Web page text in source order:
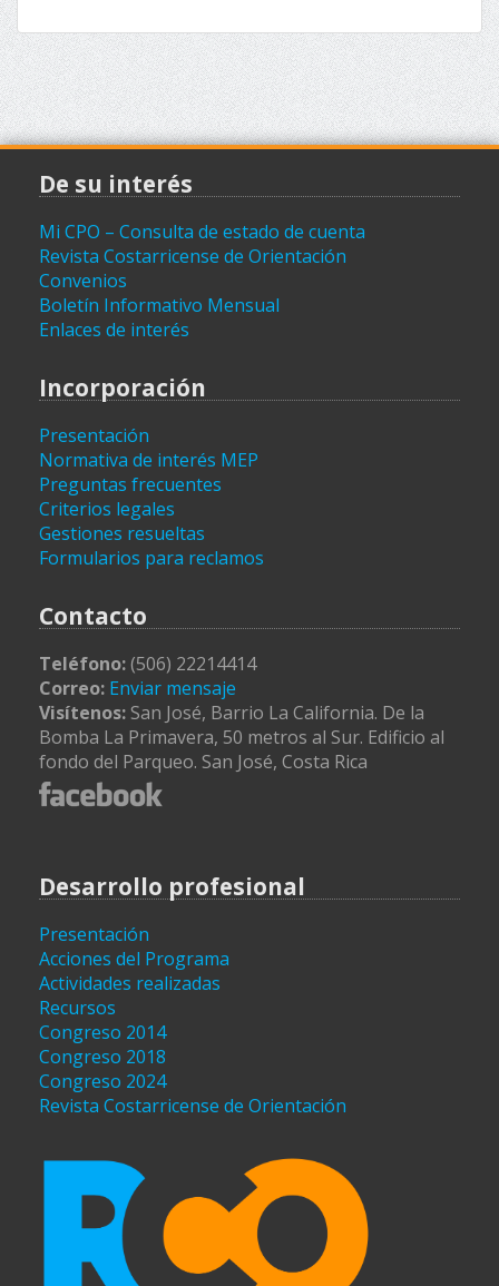
De su interés
Mi CPO – Consulta de estado de cuenta
Revista Costarricense de Orientación
Convenios
Boletín Informativo Mensual
Enlaces de interés
Incorporación
Presentación
Normativa de interés MEP
Preguntas frecuentes
Criterios legales
Gestiones resueltas
Formularios para reclamos
Contacto
Teléfono:(506) 22214414
Correo: Enviar mensaje
Visítenos: San José, Barrio La California. De la
Bomba La Primavera, 50 metros al Sur. Edificio al
fondo del Parqueo. San José, Costa Rica
Desarrollo profesional
Presentación
Acciones del Programa
Actividades realizadas
Recursos
Congreso 2014
Congreso 2018
Congreso 2024
Revista Costarricense de Orientación